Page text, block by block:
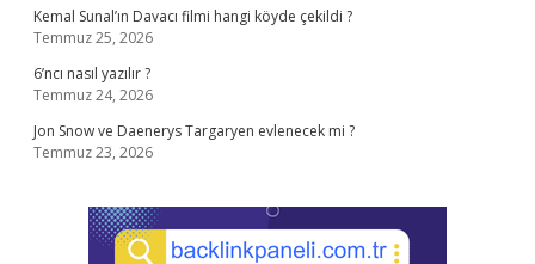
Kemal Sunal’ın Davacı filmi hangi köyde çekildi ?
Temmuz 25, 2026
6’ncı nasıl yazılır ?
Temmuz 24, 2026
Jon Snow ve Daenerys Targaryen evlenecek mi ?
Temmuz 23, 2026